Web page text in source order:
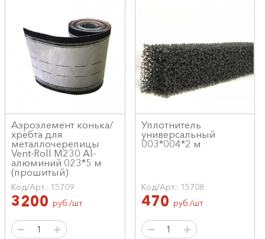
Аэроэлемент конька/
хребта для
металлочерепицы
Vent-Roll M230 Al-
алюминий 023*5 м
(прошитый)
Код/Арт.: 15709
3200 руб./шт
Уплотнитель
универсальный
003*004*2 м
Код/Арт.: 15708
470 руб./шт